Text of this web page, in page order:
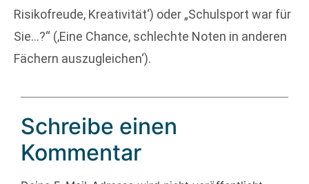
Risikofreude, Kreativität‘) oder „Schulsport war für
Sie…?“ (‚Eine Chance, schlechte Noten in anderen
Fächern auszugleichen‘).
Schreibe einen
Kommentar